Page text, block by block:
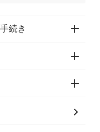
続き
手続き